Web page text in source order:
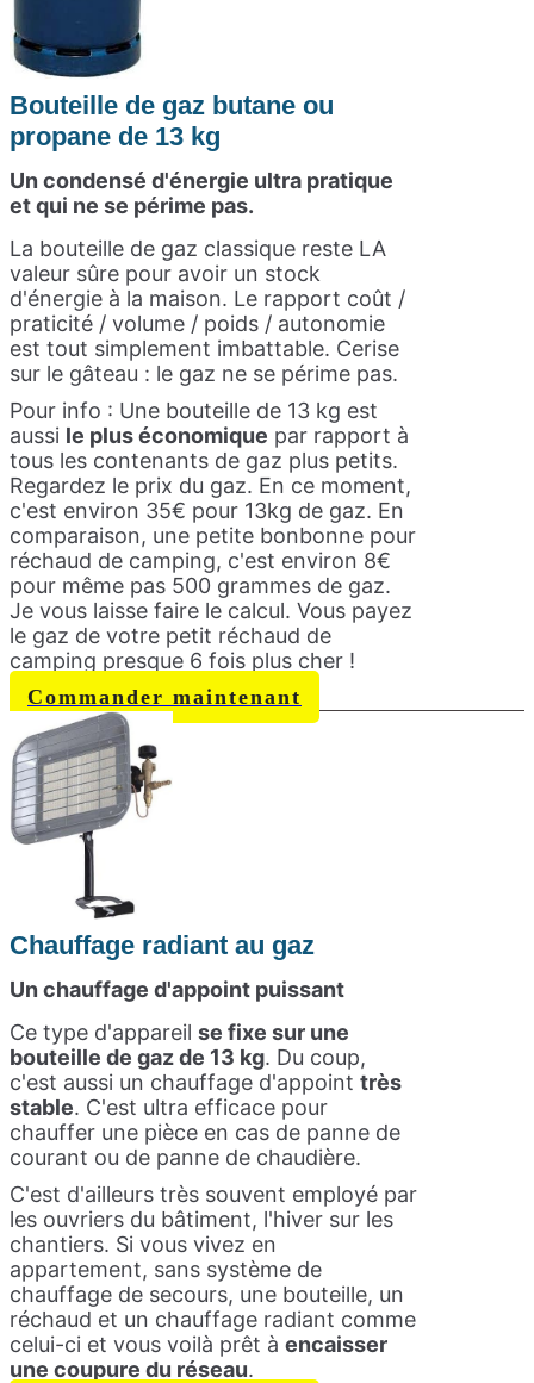
Bouteille de gaz butane ou
propane de 13 kg
Un condensé d'énergie ultra pratique
et qui ne se périme pas.
La bouteille de gaz classique reste LA
valeur sûre pour avoir un stock
d'énergie à la maison. Le rapport coût /
praticité / volume / poids / autonomie
est tout simplement imbattable. Cerise
sur le gâteau : le gaz ne se périme pas.
Pour info : Une bouteille de 13 kg est
aussi le plus économique par rapport à
tous les contenants de gaz plus petits.
Regardez le prix du gaz. En ce moment,
c'est environ 35€ pour 13kg de gaz. En
comparaison, une petite bonbonne pour
réchaud de camping, c'est environ 8€
pour même pas 500 grammes de gaz.
Je vous laisse faire le calcul. Vous payez
le gaz de votre petit réchaud de
camping presque 6 fois plus cher !
Commander maintenant
Chauffage radiant au gaz
Un chauffage d'appoint puissant
Ce type d'appareil se fixe sur une
bouteille de gaz de 13 kg. Du coup,
c'est aussi un chauffage d'appoint très
stable. C'est ultra efficace pour
chauffer une pièce en cas de panne de
courant ou de panne de chaudière.
C'est d'ailleurs très souvent employé par
les ouvriers du bâtiment, l'hiver sur les
chantiers. Si vous vivez en
appartement, sans système de
chauffage de secours, une bouteille, un
réchaud et un chauffage radiant comme
celui-ci et vous voilà prêt à encaisser
une coupure du réseau.